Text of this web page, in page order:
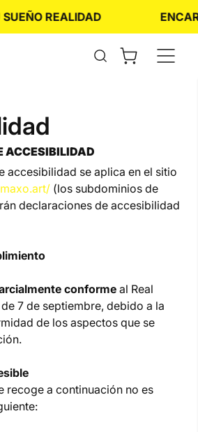
REALIDAD
Abrir
el
ACCESIBILIDAD
accesibilidad se aplica en el sitio
(los subdominios de
declaraciones de accesibilidad
conformeal Real
de 7 de septiembre, debido a la
de los aspectos que se
recoge a continuación no es